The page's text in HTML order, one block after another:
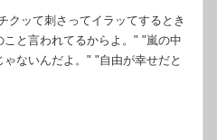
クッて刺さってイラッてするとき
と言われてるからよ。" "嵐の中
ないんだよ。" "自由が幸せだと